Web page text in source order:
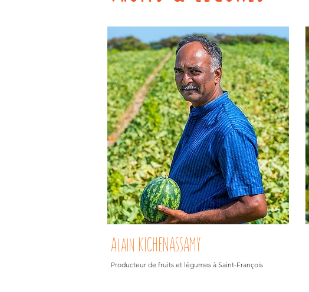
Alain KICHENASSAMY
Producteur de fruits et légumes à Saint-François